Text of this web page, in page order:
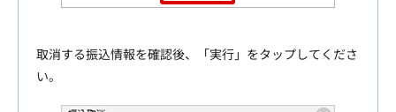
取消する振込情報を確認後、「実行」をタップしてくださ
い。